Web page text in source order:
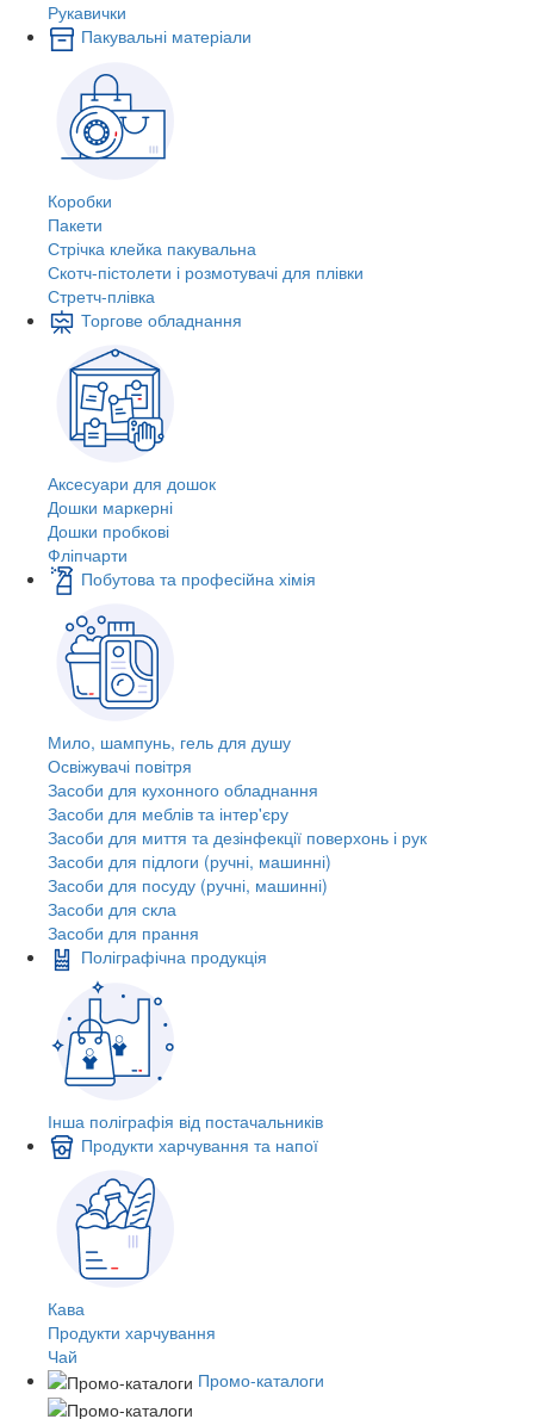
Рукавички
Пакувальні матеріали
Коробки
Пакети
Стрічка клейка пакувальна
Скотч-пістолети і розмотувачі для плівки
Стретч-плівка
Торгове обладнання
Аксесуари для дошок
Дошки маркерні
Дошки пробкові
Фліпчарти
Побутова та професійна хімія
Мило, шампунь, гель для душу
Освіжувачі повітря
Засоби для кухонного обладнання
Засоби для меблів та інтер'єру
Засоби для миття та дезінфекції поверхонь і рук
Засоби для підлоги (ручні, машинні)
Засоби для посуду (ручні, машинні)
Засоби для скла
Засоби для прання
Поліграфічна продукція
Інша поліграфія від постачальників
Продукти харчування та напої
Кава
Продукти харчування
Чай
Промо-каталоги